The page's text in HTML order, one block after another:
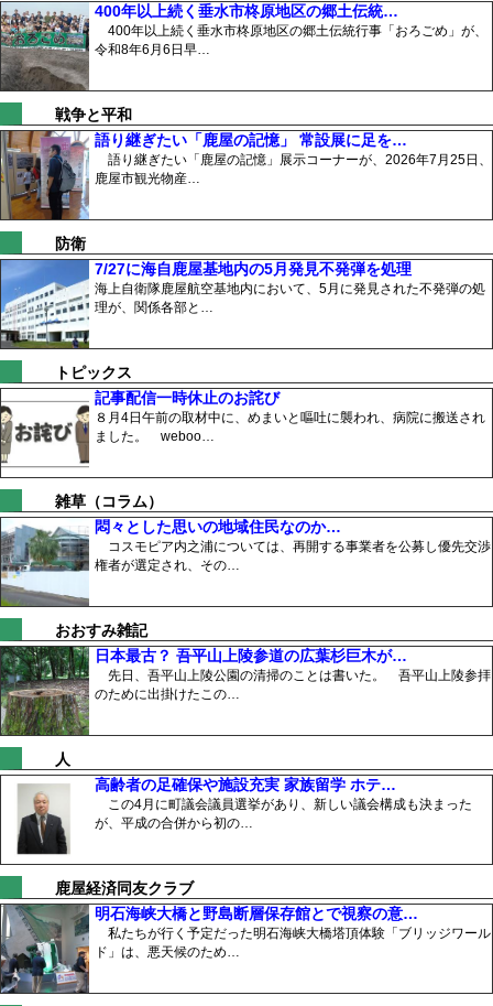
400年以上続く垂水市柊原地区の郷土伝統…
400年以上続く垂水市柊原地区の郷土伝統行事「おろごめ」が、
令和8年6月6日早…
戦争と平和
語り継ぎたい「鹿屋の記憶」 常設展に足を…
語り継ぎたい「鹿屋の記憶」展示コーナーが、2026年7月25日、
鹿屋市観光物産…
防衛
7/27に海自鹿屋基地内の5月発見不発弾を処理
海上自衛隊鹿屋航空基地内において、5月に発見された不発弾の処
理が、関係各部と…
トピックス
記事配信一時休止のお詫び
８月4日午前の取材中に、めまいと嘔吐に襲われ、病院に搬送され
ました。 weboo…
雑草（コラム）
悶々とした思いの地域住民なのか…
コスモピア内之浦については、再開する事業者を公募し優先交渉
権者が選定され、その…
おおすみ雑記
日本最古？ 吾平山上陵参道の広葉杉巨木が…
先日、吾平山上陵公園の清掃のことは書いた。 吾平山上陵参拝
のために出掛けたこの…
人
高齢者の足確保や施設充実 家族留学 ホテ…
この4月に町議会議員選挙があり、新しい議会構成も決まった
が、平成の合併から初の…
鹿屋経済同友クラブ
明石海峡大橋と野島断層保存館とで視察の意…
私たちが行く予定だった明石海峡大橋塔頂体験「ブリッジワール
ド」は、悪天候のため…